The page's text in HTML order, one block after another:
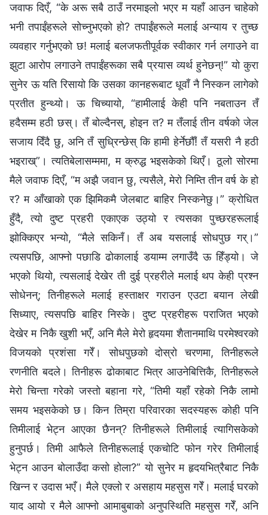
जवाफ दिएँ, “के अरू सबै ठाउँ नरमाइलो भएर म यहाँ आउन चाहेको
भनी तपाईंहरूले सोच्नुभएको हो? तपाईंहरूले मलाई अन्याय र तुच्छ
व्यवहार गर्नुभएको छ! मलाई बलजफतीपूर्वक स्वीकार गर्न लगाउने वा
झुटा आरोप लगाउने तपाईंहरूका सबै प्रयास व्यर्थ हुनेछन्!” यो कुरा
सुनेर ऊ यति रिसायो कि उसका कानहरूबाट धूवाँ नै निस्कन लागेको
प्रतीत हुन्थ्यो। ऊ चिच्यायो, “हामीलाई केही पनि नबताउन तँ
हदैसम्म हठी छस्। तँ बोल्दैनस्, होइन त? म तँलाई तीन वर्षको जेल
सजाय दिँदै छु, अनि तँ सुध्रिन्छेस् कि हामी हेर्नेछौँ! तँ यसरी नै हठी
भइराख्”। त्यतिबेलासम्ममा, म क्रुद्ध भइसकेको थिएँ। ठूलो सोरमा
मैले जवाफ दिएँ, “म अझै जवान छु, त्यसैले, मेरो निम्ति तीन वर्ष के हो
र? म आँखाको एक झिमिकमै जेलबाट बाहिर निस्कनेछु।” क्रोधित
हुँदै, त्यो दुष्ट प्रहरी एकाएक उठ्यो र त्यसका पुच्छरहरूलाई
झोक्‍किएर भन्यो, “मैले सकिनँ। तँ अब यसलाई सोधपुछ गर्।”
त्यसपछि, आफ्नो पछाडि ढोकालाई डयाम्म लगाउँदै ऊ हिँड्यो। जे
भएको थियो, त्यसलाई देखेर ती दुई प्रहरीले मलाई थप केही प्रश्‍न
सोधेनन्; तिनीहरूले मलाई हस्ताक्षर गराउन एउटा बयान लेखी
सिध्याए, त्यसपछि बाहिर निस्के। दुष्ट प्रहरीहरू पराजित भएको
देखेर म निकै खुशी भएँ, अनि मैले मेरो हृदयमा शैतानमाथि परमेश्‍वरको
विजयको प्रशंसा गरेँ। सोधपुछको दोस्रो चरणमा, तिनीहरूले
रणनीति बदले। तिनीहरू ढोकाबाट भित्र आउनेबित्तिकै, तिनीहरूले
मेरो चिन्ता गरेको जस्तो बहाना गरे, “तिमी यहाँ रहेको निकै लामो
समय भइसकेको छ। किन तिम्रा परिवारका सदस्यहरू कोही पनि
तिमीलाई भेट्न आएका छैनन्? तिनीहरूले तिमीलाई त्यागिसकेको
हुनुपर्छ। तिमी आफैले तिनीहरूलाई एकचोटि फोन गरेर तिमीलाई
भेट्न आउन बोलाउँदा कसो होला?” यो सुनेर म हृदयभित्रैबाट निकै
खिन्‍न र उदास भएँ। मैले एक्लो र असहाय महसुस गरेँ। मलाई घरको
याद आयो र मैले आफ्नो आमाबुबाको अनुपस्थिति महसुस गरेँ, अनि